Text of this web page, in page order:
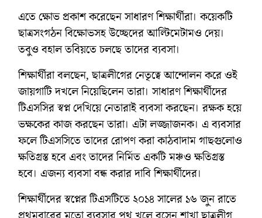
এতে ক্ষোভ প্রকাশ করেছেন সাধারণ শিক্ষার্থীরা। কয়েকটি
ছাত্রসংগঠন বিক্ষোভসহ উচ্ছেদের আল্টিমেটামও দেয়।
তবুও বহাল তবিয়তে চলছে তাদের ব্যবসা।
শিক্ষার্থীরা বলছেন, ছাত্রলীগের নেতৃত্বে আন্দোলন করে ওই
জায়গাটি দখলে নিয়েছিলেন তারা। সাধারণ শিক্ষার্থীদের
টিএসসির স্বপ্ন দেখিয়ে নেতারাই ব্যবসা করছেন। রক্ষক হয়ে
ভক্ষকের কাজ করছেন তারা। এটা লজ্জাজনক। এ ব্যবসার
ফলে টিএসসিতে তাদের রোপণ করা কাঠবাদাম গাছগুলোও
ক্ষতিগ্রস্ত হবে এবং তাদের নির্মিত একটি মঞ্চও ক্ষতিগ্রস্ত
হবে। এজন্য ব্যবসা বন্ধ করার দাবি শিক্ষার্থীদের।
শিক্ষার্থীদের স্বপ্নের টিএসটিতে ২০১৪ সালের ১৬ জুন রাতে